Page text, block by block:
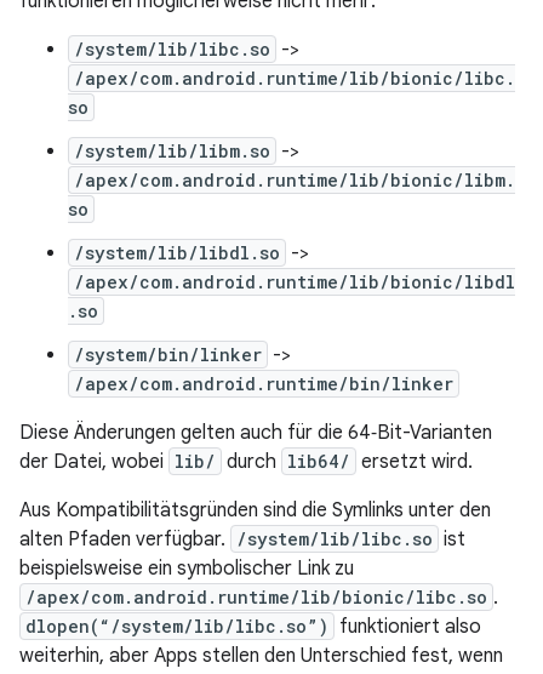
/system/lib/libc.so ->
/apex/com.android.runtime/lib/bionic/libc.
so
/system/lib/libm.so ->
/apex/com.android.runtime/lib/bionic/libm.
so
/system/lib/libdl.so ->
/apex/com.android.runtime/lib/bionic/libdl
.so
/system/bin/linker ->
/apex/com.android.runtime/bin/linker
Diese Änderungen gelten auch für die 64‑Bit-Varianten
der Datei, wobei lib/ durch lib64/ ersetzt wird.
Aus Kompatibilitätsgründen sind die Symlinks unter den
alten Pfaden verfügbar.
/system/lib/libc.so ist
beispielsweise ein symbolischer Link zu
/apex/com.android.runtime/lib/bionic/libc.so .
dlopen(“/system/lib/libc.so”)
funktioniert also
weiterhin, aber Apps stellen den Unterschied fest, wenn